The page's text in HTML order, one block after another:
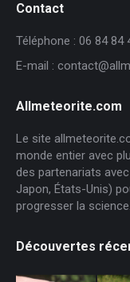
Contact
Téléphone : 06 84 84
E-mail :
Allmeteorite.com
Le site
monde entier avec
des partenariats
Japon, États-Unis)
progresser la science.
Découvertes